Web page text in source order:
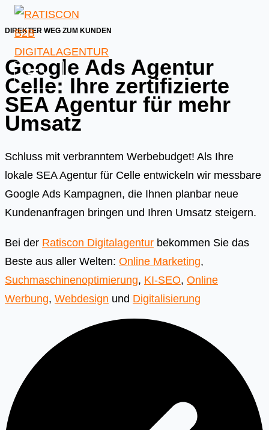
Skip
to
content
DIREKTER WEG ZUM KUNDEN
Google Ads Agentur
Celle: Ihre zertifizierte
SEA Agentur für mehr
Umsatz
Schluss mit verbranntem Werbebudget! Als Ihre
lokale SEA Agentur für Celle entwickeln wir messbare
Google Ads Kampagnen, die Ihnen planbar neue
Kundenanfragen bringen und Ihren Umsatz steigern.
Bei der Ratiscon Digitalagentur bekommen Sie das
Beste aus aller Welten: Online Marketing,
Suchmaschinenoptimierung, KI-SEO, Online
Werbung, Webdesign und Digitalisierung